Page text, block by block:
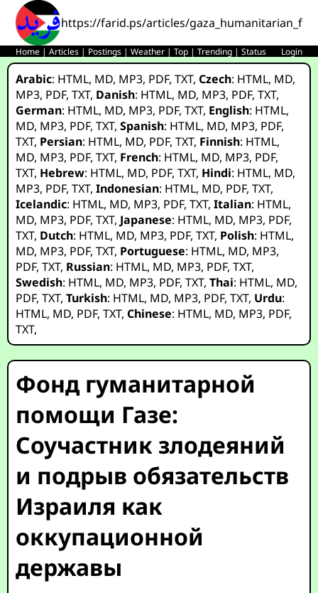
https://farid.ps/articles/
Home |Articles | Postings |Weather |Top |Trending |Status Login
Arabic: HTML, MD, MP3, PDF,TXT,Czech: HTML, MD,
MP3, PDF,TXT, Danish: HTML, MD, MP3, PDF,TXT,
German: HTML, MD, MP3, PDF,TXT, English: HTML,
MD, MP3, PDF,TXT,Spanish: HTML, MD, MP3, PDF,
TXT, Persian: HTML, MD, PDF,TXT, Finnish: HTML,
MD, MP3, PDF,TXT, French: HTML, MD, MP3, PDF,
TXT, Hebrew: HTML, MD, PDF,TXT, Hindi: HTML, MD,
MP3, PDF,TXT,Indonesian: HTML, MD, PDF,TXT,
Icelandic: HTML, MD, MP3, PDF,TXT,Italian: HTML,
MD, MP3, PDF,TXT, Japanese: HTML, MD, MP3, PDF,
TXT, Dutch: HTML, MD, MP3, PDF,TXT, Polish: HTML,
MD, MP3, PDF,TXT, Portuguese: HTML, MD, MP3,
PDF,TXT, Russian: HTML, MD, MP3, PDF,TXT,
Swedish: HTML, MD, MP3, PDF,TXT,Thai: HTML, MD,
PDF,TXT,Turkish: HTML, MD, MP3, PDF,TXT, Urdu:
HTML, MD, PDF,TXT,Chinese: HTML, MD, MP3, PDF,
TXT,
Фонд гуманитарной
помощи Газе:
Соучастник злодеяний
и подрыв обязательств
Израиля как
оккупационной
державы